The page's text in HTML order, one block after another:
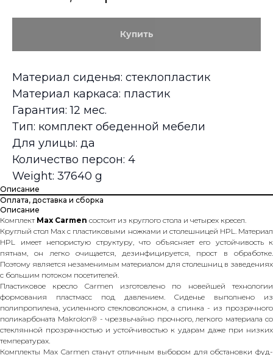
Купить
Материал сиденья: стеклопластик
Материал каркаса: пластик
Гарантия: 12 мес.
Тип: комплект обеденной мебели
Для улицы: да
Количество персон: 4
Weight: 37640 g
Описание
Оплата, доставка и сборка
Описание
Комплект Max Carmen состоит из круглого стола и четырех кресел.
Круглый стол Max с пластиковыми ножками и столешницей HPL. Материал
HPL имеет непористую структуру, что объясняет его устойчивость к
пятнам, он легко очищается, дезинфицируется, прост в обработке.
Поэтому является незаменимым материалом для столешниц в заведениях
с большим потоком посетителей.
Пластиковое кресло Carmen изготовлено по новейшей технологии
формования пластмасс под давлением. Сиденье выполнено из
полипропилена, усиленного стекловолокном, а спинка - из прозрачного
поликарбоната Makrolon® - чрезвычайно прочного, легкого материала со
стеклянной прозрачностью и устойчивостью к ударам даже при низких
температурах.
Комплекты Max Carmen станут отличным выбором для обстановки фуд-